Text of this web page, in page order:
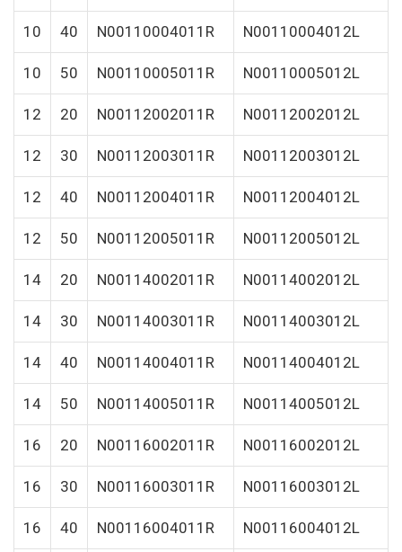
10 40 N00110004011R N00110004012L
10 50 N00110005011R N00110005012L
12 20 N00112002011R N00112002012L
12 30 N00112003011R N00112003012L
12 40 N00112004011R N00112004012L
12 50 N00112005011R N00112005012L
14 20 N00114002011R N00114002012L
14 30 N00114003011R N00114003012L
14 40 N00114004011R N00114004012L
14 50 N00114005011R N00114005012L
16 20 N00116002011R N00116002012L
16 30 N00116003011R N00116003012L
16 40 N00116004011R N00116004012L